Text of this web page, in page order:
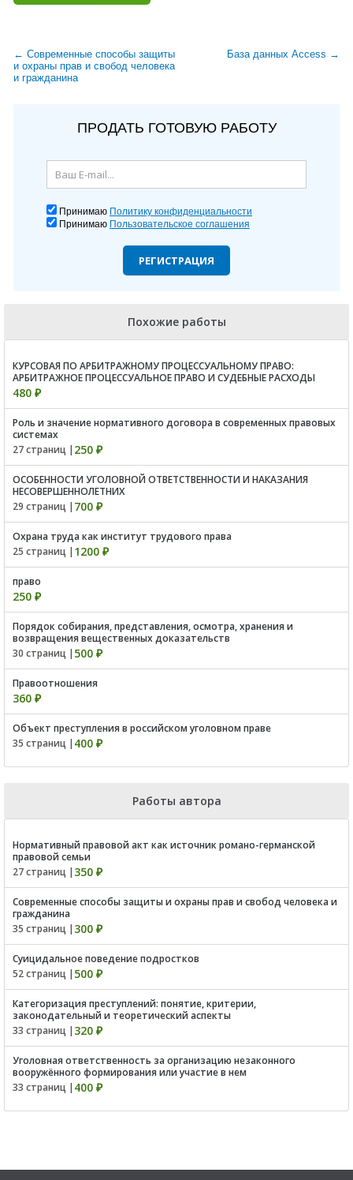
← Современные способы защиты
и охраны прав и свобод человека
и гражданина
База данных Access →
ПРОДАТЬ ГОТОВУЮ РАБОТУ
Принимаю Политику конфиденциальности
Принимаю Пользовательское соглашения
РЕГИСТРАЦИЯ
Похожие работы
КУРСОВАЯ ПО АРБИТРАЖНОМУ ПРОЦЕССУАЛЬНОМУ ПРАВО:
АРБИТРАЖНОЕ ПРОЦЕССУАЛЬНОЕ ПРАВО И СУДЕБНЫЕ РАСХОДЫ
480 ₽
Роль и значение нормативного договора в современных правовых
системах
27 страниц | 250 ₽
ОСОБЕННОСТИ УГОЛОВНОЙ ОТВЕТСТВЕННОСТИ И НАКАЗАНИЯ
НЕСОВЕРШЕННОЛЕТНИХ
29 страниц | 700 ₽
Охрана труда как институт трудового права
25 страниц | 1200 ₽
право
250 ₽
Порядок собирания, представления, осмотра, хранения и
возвращения вещественных доказательств
30 страниц | 500 ₽
Правоотношения
360 ₽
Объект преступления в российском уголовном праве
35 страниц | 400 ₽
Работы автора
Нормативный правовой акт как источник романо-германской
правовой семьи
27 страниц | 350 ₽
Современные способы защиты и охраны прав и свобод человека и
гражданина
35 страниц | 300 ₽
Суицидальное поведение подростков
52 страниц | 500 ₽
Категоризация преступлений: понятие, критерии,
законодательный и теоретический аспекты
33 страниц | 320 ₽
Уголовная ответственность за организацию незаконного
вооружённого формирования или участие в нем
33 страниц | 400 ₽